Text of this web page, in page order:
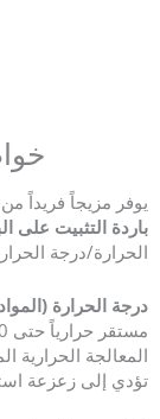
يوفر مزيجاً فريداً
باردة التثبيت على
الحرارة/درجة
درجة الحرارة
المعالجة
تؤدي إلى زعزعة